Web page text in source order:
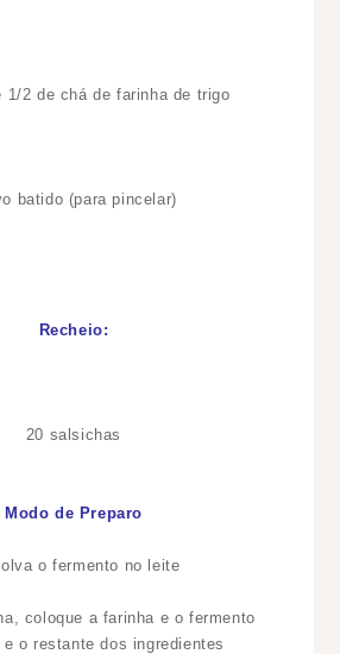
1/2 de chá de farinha de trigo
batido (para pincelar)
Recheio:
20 salsichas
Modo de Preparo
o fermento no leite
coloque a farinha e o fermento
o restante dos ingredientes